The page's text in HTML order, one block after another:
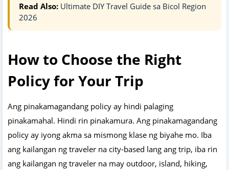
Read Also: Ultimate DIY Travel Guide sa Bicol Region
2026
How to Choose the Right
Policy for Your Trip
Ang pinakamagandang policy ay hindi palaging
pinakamahal. Hindi rin pinakamura. Ang pinakamagandang
policy ay iyong akma sa mismong klase ng biyahe mo. Iba
ang kailangan ng traveler na city-based lang ang trip, iba rin
ang kailangan ng traveler na may outdoor, island, hiking,